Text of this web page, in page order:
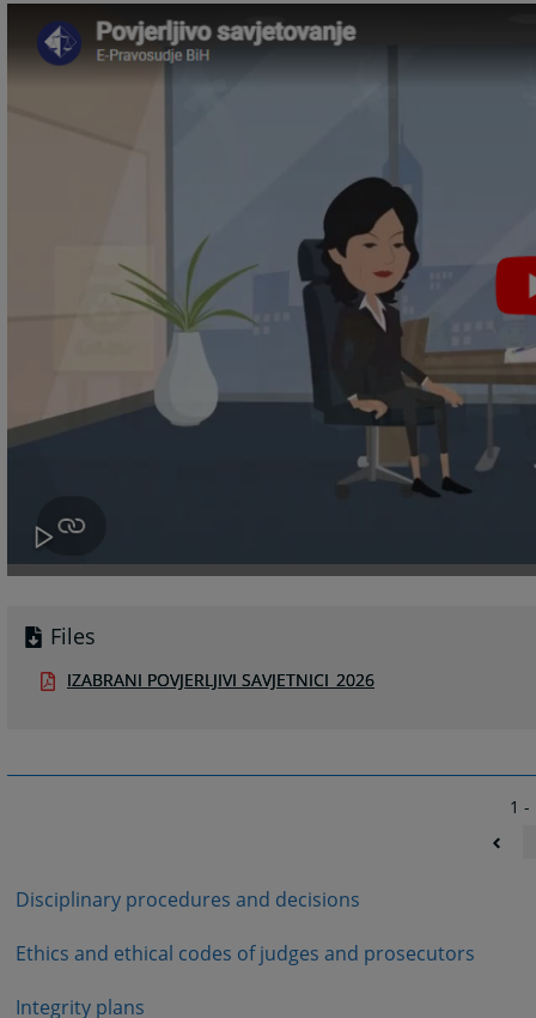
Disciplinary procedures and decisions
Ethics and ethical codes of judges and prosecutors
Integrity plans
Files
IZABRANI POVJERLJIVI SAVJETNICI_2026
1 -